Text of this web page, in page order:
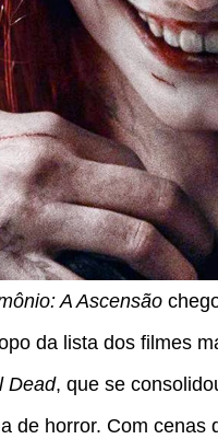
A Ascensão
da lista dos filmes
Dead, que se
de horror. Com